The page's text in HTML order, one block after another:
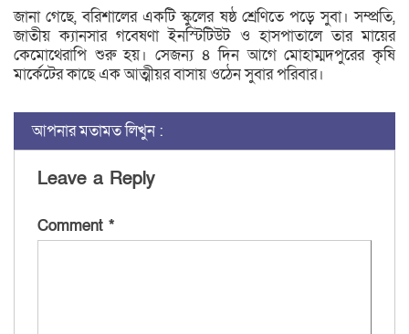
জানা গেছে, বরিশালের একটি স্কুলের ষষ্ঠ শ্রেণিতে পড়ে সুবা। সম্প্রতি,
জাতীয় ক্যানসার গবেষণা ইনস্টিটিউট ও হাসপাতালে তার মায়ের
কেমোথেরাপি শুরু হয়। সেজন্য ৪ দিন আগে মোহাম্মদপুরের কৃষি
মার্কেটের কাছে এক আত্মীয়র বাসায় ওঠেন সুবার পরিবার।
আপনার মতামত লিখুন :
Leave a Reply
Comment *